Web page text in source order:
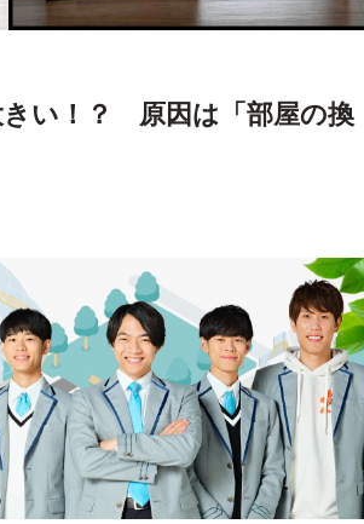
きい！？ 原因は「部屋の換